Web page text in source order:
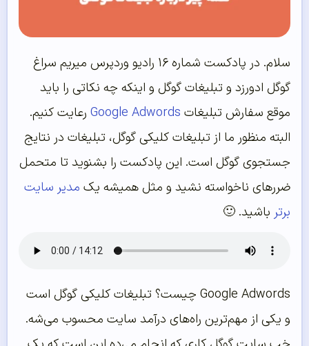
سلام. در پادکست شماره ۱۶ رادیو وردپرس میریم سراغ
گوگل ادورزد و تبلیغات گوگل و اینکه چه نکاتی را باید
موقع سفارش تبلیغات Google Adwords رعایت کنیم.
البته منظور ما از تبلیغات کلیکی گوگل، تبلیغات در نتایج
جستجوی گوگل است. این پادکست را بشنوید تا متحمل
ضرر‌های ناخواسته نشید و مثل همیشه یک مدیر سایت
برتر باشید. 🙂
Google Adwords چیست؟ تبلیغات کلیکی گوگل است
و یکی از مهم‌‌ترین راه‌‌های درآمد سایت محسوب می‌‌شه.